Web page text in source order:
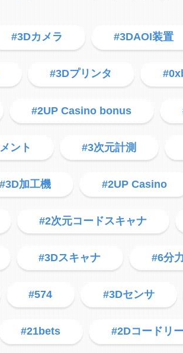
#3Dカメラ #3DAOI装置
#3Dプリンタ
#2UP Casino bonus
ント #3次元計測
#3D加工機 #2UP Casino
#2次元コードスキャナ
#3Dスキャナ #6分
#574 #3Dセンサ
#21bets #2Dコードリ